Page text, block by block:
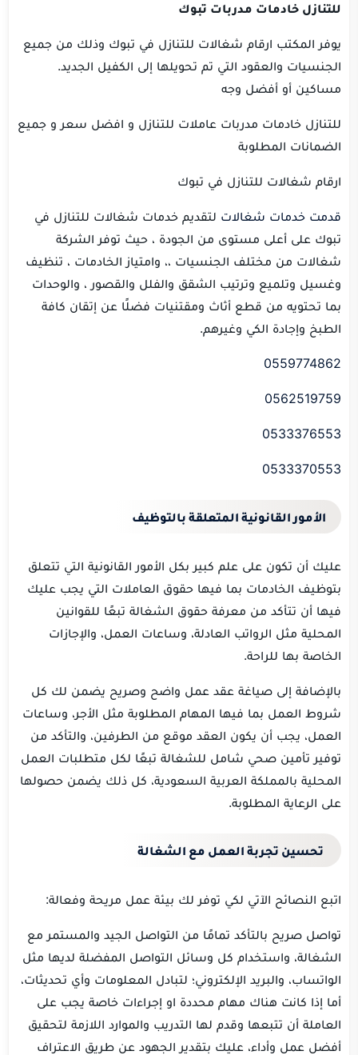
للتنازل خادمات مدربات تبوك
يوفر المكتب ارقام شغالات للتنازل في تبوك وذلك من جميع
الجنسيات والعقود التي تم تحويلها إلى الكفيل الجديد.
مساكين أو أفضل وجه
للتنازل خادمات مدربات عاملات للتنازل و افضل سعر و جميع
الضمانات المطلوبة
ارقام شغالات للتنازل في تبوك
قدمت خدمات شغالات لتقديم خدمات شغالات للتنازل في
تبوك على أعلى مستوى من الجودة ، حيث توفر الشركة
شغالات من مختلف الجنسيات ،، وامتياز الخادمات ، تنظيف
وغسيل وتلميع وترتيب الشقق والفلل والقصور ، والوحدات
بما تحتويه من قطع أثاث ومقتنيات فضلًا عن إتقان كافة
الطبخ وإجادة الكي وغيرهم.
0559774862
0562519759
0533376553
0533370553
الأمور القانونية المتعلقة بالتوظيف
عليك أن تكون على علم كبير بكل الأمور القانونية التي تتعلق
بتوظيف الخادمات بما فيها حقوق العاملات التي يجب عليك
فيها أن تتأكد من معرفة حقوق الشغالة تبعًا للقوانين
المحلية مثل الرواتب العادلة، وساعات العمل، والإجازات
الخاصة بها للراحة.
بالإضافة إلى صياغة عقد عمل واضح وصريح يضمن لك كل
شروط العمل بما فيها المهام المطلوبة مثل الأجر، وساعات
العمل، يجب أن يكون العقد موقع من الطرفين، والتأكد من
توفير تأمين صحي شامل للشغالة تبعًا لكل متطلبات العمل
المحلية بالمملكة العربية السعودية، كل ذلك يضمن حصولها
على الرعاية المطلوبة.
تحسين تجربة العمل مع الشغالة
اتبع النصائح الآتي لكي توفر لك بيئة عمل مريحة وفعالة:
تواصل صريح بالتأكد تمامًا من التواصل الجيد والمستمر مع
الشغالة، واستخدام كل وسائل التواصل المفضلة لديها مثل
الواتساب، والبريد الإلكتروني؛ لتبادل المعلومات وأي تحديثات،
أما إذا كانت هناك مهام محددة او إجراءات خاصة يجب على
العاملة أن تتبعها وقدم لها التدريب والموارد اللازمة لتحقيق
أفضل عمل وأداء، عليك بتقدير الجهود عن طريق الاعتراف